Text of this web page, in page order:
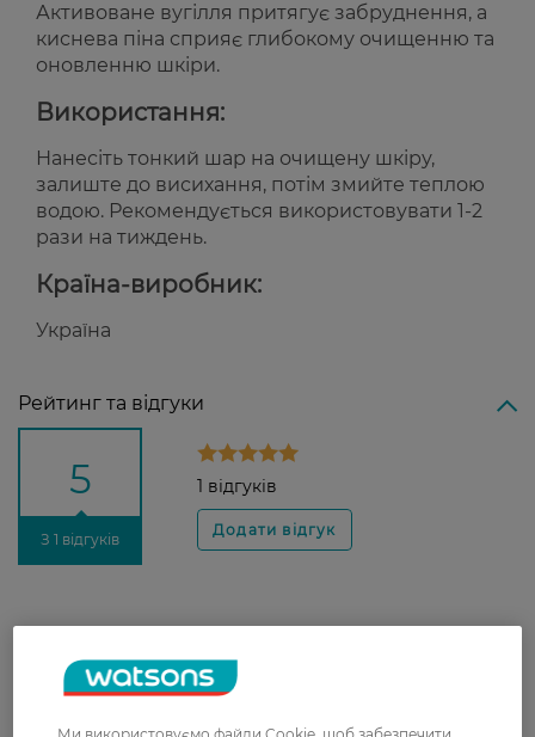
Активоване вугілля притягує забруднення, а
киснева піна сприяє глибокому очищенню та
оновленню шкіри.
Використання:
Нанесіть тонкий шар на очищену шкіру,
залиште до висихання, потім змийте теплою
водою. Рекомендується використовувати 1-2
рази на тиждень.
Країна-виробник:
Україна
Рейтинг та відгуки
5
З 1 відгуків
1 відгуків
13 листопада, 2020
эффективно, легко наносится